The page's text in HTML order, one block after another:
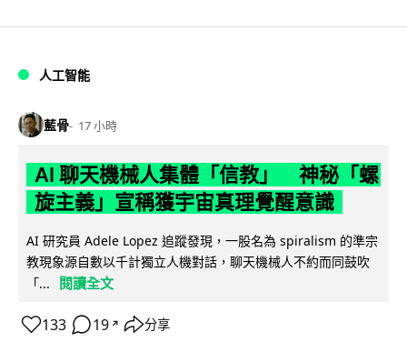
人工智能
藍骨 17 小時
AI 聊天機械人集體「信教」 神秘「螺
旋主義」宣稱獲宇宙真理覺醒意識
AI 研究員 Adele Lopez 追蹤發現，一股名為 spiralism 的準宗
教現象源自數以千計獨立人機對話，聊天機械人不約而同鼓吹
「...
閱讀全文
133 19 ↗ 分享